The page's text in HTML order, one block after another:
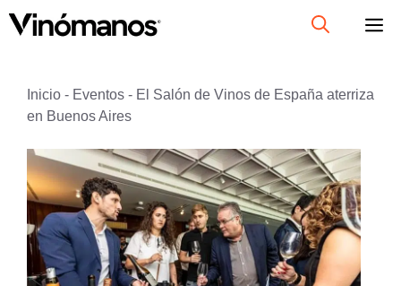
Inicio - Eventos - El Salón de Vinos de España aterriza
en Buenos Aires